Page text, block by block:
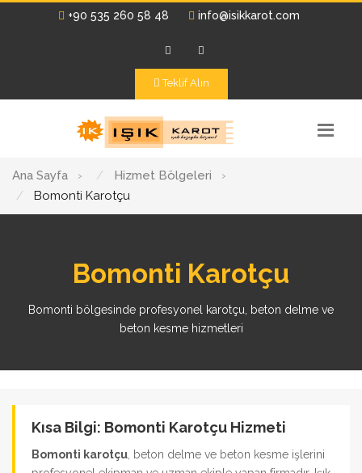
+90 535 260 58 48 info@isikkarot.com
Teklif Alın
Ana Sayfa › Hizmet Bölgeleri
›
Bomonti Karotçu
Bomonti Karotçu
Bomonti bölgesinde profesyonel karotçu, beton delme ve
beton kesme hizmetleri
Kısa Bilgi: Bomonti Karotçu Hizmeti
Bomonti karotçu , beton delme ve beton kesme işlerini